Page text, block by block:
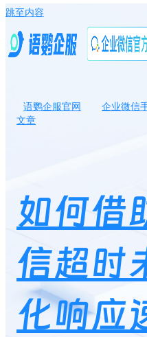
跳至内容
语鹦企服官网 企业微信
文章
如何借
信超时
化响应